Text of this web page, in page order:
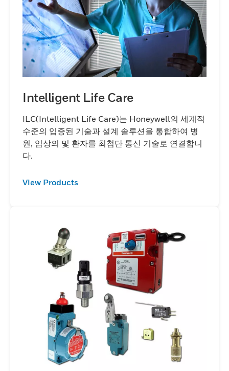
Intelligent Life Care
ILC(Intelligent Life Care)는 Honeywell의 세계적
수준의 입증된 기술과 설계 솔루션을 통합하여 병
원, 임상의 및 환자를 최첨단 통신 기술로 연결합니
다.
View Products